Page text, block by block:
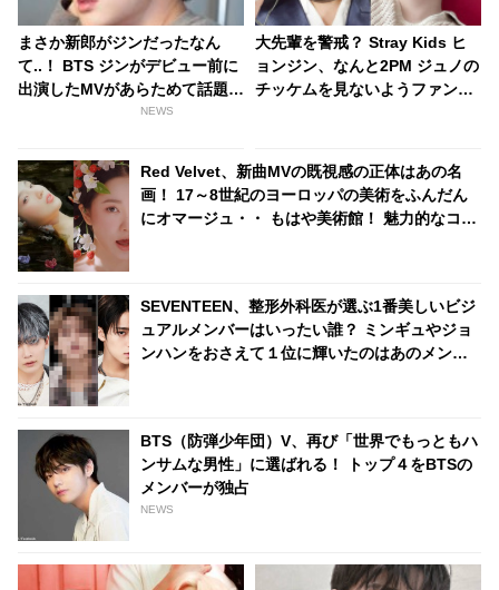
まさか新郎がジンだったなん
て..！ BTS ジンがデビュー前に
出演したMVがあらためて話題
に！ 遠目でもわかるワールドワ
すぎる映像に感激
NEWS
大先輩を警戒？ Stray Kids ヒ
ョンジン、なんと2PM ジュノの
チッケムを見ないようファンに
理由がかわいすぎる
Red Velvet、新曲MVの既視感の正体はあの名
画！ 17～8世紀のヨーロッパの美術をふんだん
にオマージュ・・ もはや美術館！ 魅力的なコン
SEVENTEEN、整形外科医が選ぶ1番美しいビジ
ュアルメンバーはいったい誰？ ミンギュやジョ
ンハンをおさえて１位に輝いたのはあのメンバ
BTS（防弾少年団）V、再び「世界でもっともハ
ンサムな男性」に選ばれる！ トップ４をBTSの
メンバーが独占
NEWS